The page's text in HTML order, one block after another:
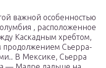
важной особенностью
, расположенное
Каскадным хребтом,
продолжением Сьерра-
В Мексике, Сьерра